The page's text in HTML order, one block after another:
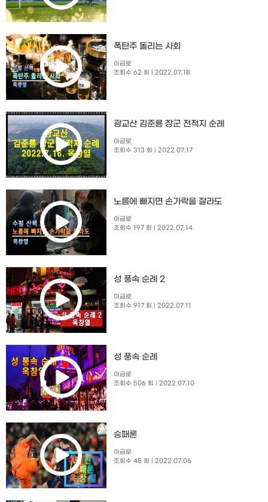
폭탄주 돌리는 사회
이금로
조회수 62 회
| 2022.07.18
광교산 김준룡 장군 전적지 순례
이금로
조회수 313 회
| 2022.07.17
노름에 빠지면 손가락을 잘라도
이금로
조회수 197 회
| 2022.07.14
성 풍속 순례 2
이금로
조회수 917 회
| 2022.07.11
성 풍속 순례
이금로
조회수 506 회
| 2022.07.10
승패론
이금로
조회수 48 회
| 2022.07.06